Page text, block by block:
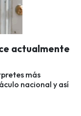
actualmente
más
nacional y así